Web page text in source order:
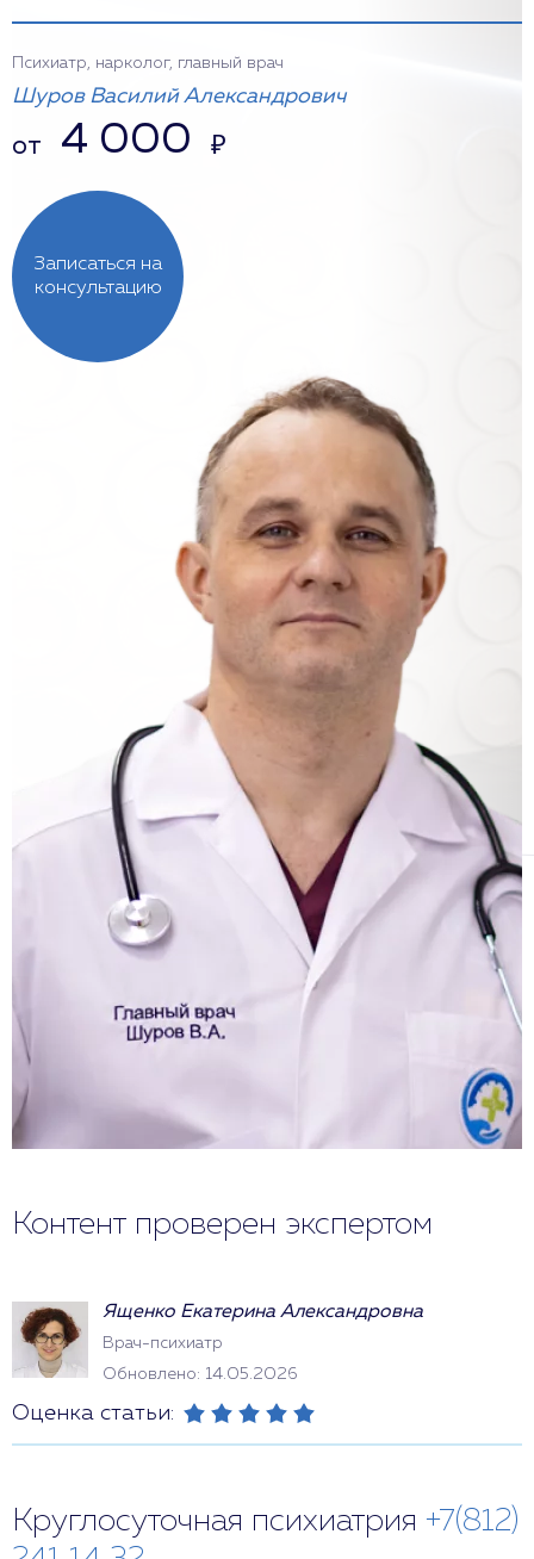
Записаться на
консультацию
Психиатр, нарколог, главный врач
Шуров Василий Александрович
от 4 000 ₽
Контент проверен экспертом
Ященко Екатерина Александровна
Врач-психиатр
Обновлено: 14.05.2026
Оценка статьи:
Круглосуточная психиатрия +7(812)